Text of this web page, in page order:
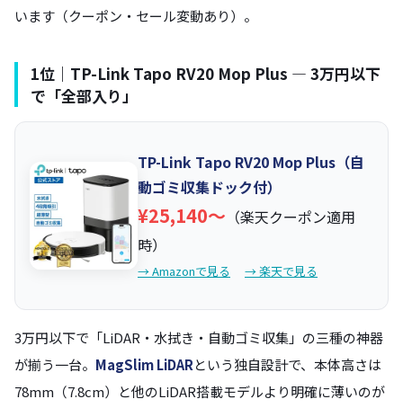
います（クーポン・セール変動あり）。
1位｜TP-Link Tapo RV20 Mop Plus — 3万円以下
で「全部入り」
TP-Link Tapo RV20 Mop Plus（自
動ゴミ収集ドック付）
¥25,140〜 （楽天クーポン適用
時）
→ Amazonで見る → 楽天で見る
3万円以下で「LiDAR・水拭き・自動ゴミ収集」の三種の神器
が揃う一台。 MagSlim LiDARという独自設計で、本体高さは
78mm（7.8cm）と他のLiDAR搭載モデルより明確に薄いのが